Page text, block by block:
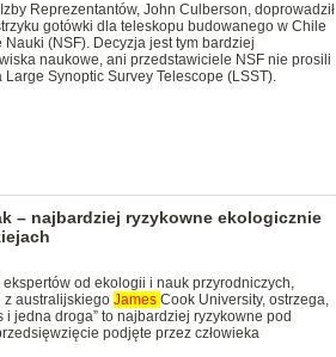
Reprezentantów, John Culberson, doprowadził
gotówki dla teleskopu budowanego w Chile
(NSF). Decyzja jest tym bardziej
naukowe, ani przedstawiciele NSF nie prosili
Synoptic Survey Telescope (LSST).
– najbardziej ryzykowne ekologicznie
od ekologii i nauk przyrodniczych,
z australijskiego James Cook University, ostrzega,
i jedna droga” to najbardziej ryzykowne pod
podjęte przez człowieka